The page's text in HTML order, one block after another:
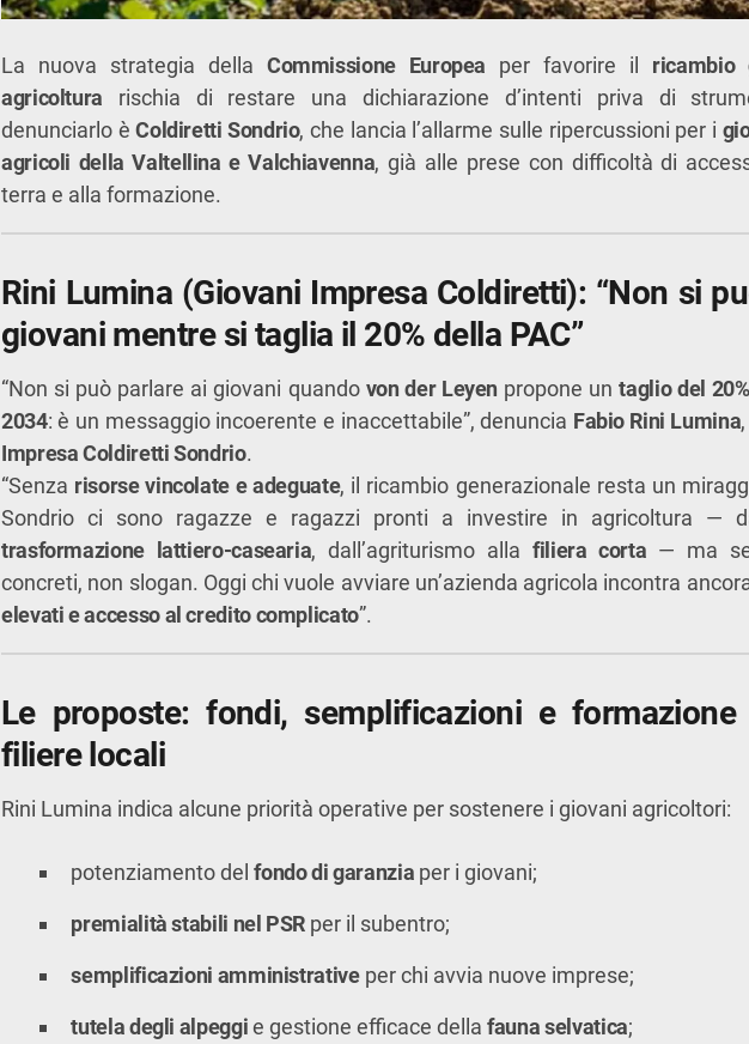
La nuova strategia della Commissione Europea per favorire il ricambio
agricoltura rischia di restare una dichiarazione d’intenti priva di
denunciarlo èColdiretti Sondrio, che lancia l’allarme sulle ripercussioni per i
agricoli della Valtellina e Valchiavenna, già alle prese con difficoltà di
terra e alla formazione.
Rini Lumina (Giovani Impresa Coldiretti): “Non si
giovani mentre si taglia il 20% della PAC”
“Non si può parlare ai giovani quando von der Leyen propone untaglio del
2034: è un messaggio incoerente e inaccettabile”, denuncia Fabio Rini Lumina
Impresa Coldiretti Sondrio.
“Senza risorse vincolate e adeguate, il ricambio generazionale resta un
Sondrio ci sono ragazze e ragazzi pronti a investire in agricoltura —
trasformazione lattiero-casearia, dall’agriturismo allafiliera corta — ma
concreti, non slogan. Oggi chi vuole avviare un’azienda agricola incontra
elevati e accesso al credito complicato”.
Le proposte: fondi, semplificazioni e
filiere locali
Rini Lumina indica alcune priorità operative per sostenere i giovani agricoltori:
potenziamento delfondo di garanzia per i giovani;
premialità stabili nel PSR per il subentro;
semplificazioni amministrativeper chi avvia nuove imprese;
tutela degli alpeggie gestione efficace dellafauna selvatica;